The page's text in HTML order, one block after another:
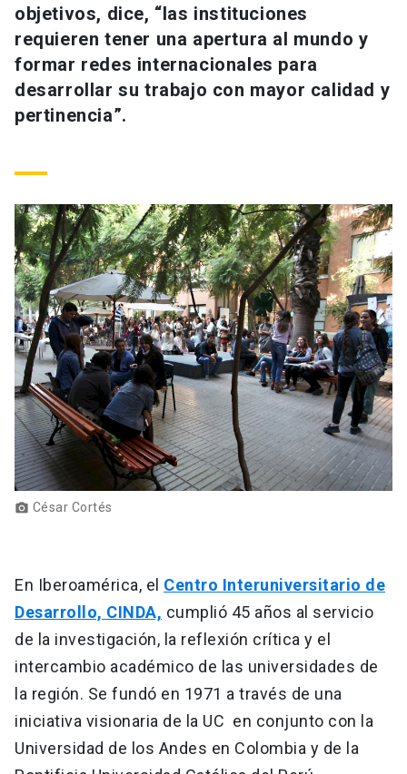
Padres y familia
Vecinos launch
Medios Biblioteca
Donaciones launch
objetivos, dice, “las instituciones
requieren tener una apertura al mundo y
formar redes internacionales para
desarrollar su trabajo con mayor calidad y
pertinencia”.
photo_camera César Cortés
En Iberoamérica, el Centro Interuniversitario de
Desarrollo, CINDA, cumplió 45 años al servicio
de la investigación, la reflexión crítica y el
intercambio académico de las universidades de
la región. Se fundó en 1971 a través de una
iniciativa visionaria de la UC en conjunto con la
Universidad de los Andes en Colombia y de la